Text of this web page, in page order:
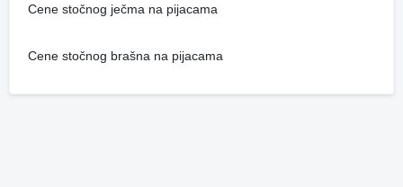
Cene stočnog ječma na pijacama
Cene stočnog brašna na pijacama